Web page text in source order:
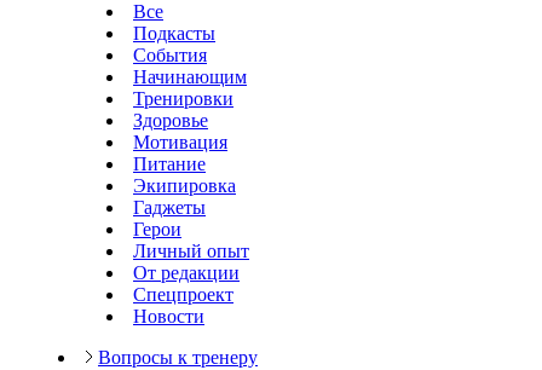
Все
Подкасты
События
Начинающим
Тренировки
Здоровье
Мотивация
Питание
Экипировка
Гаджеты
Герои
Личный опыт
От редакции
Спецпроект
Новости
Вопросы к тренеру